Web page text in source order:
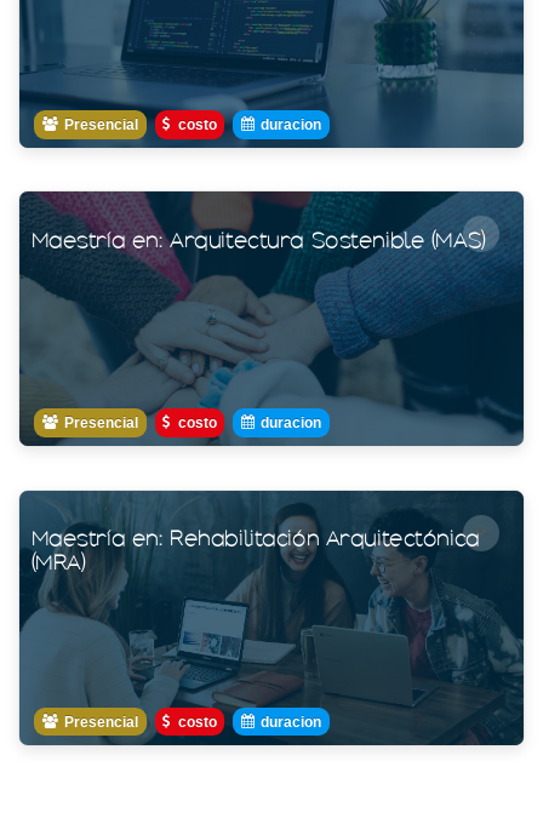
Presencial costo duracion
Maestría en: Arquitectura Sostenible (MAS)
Presencial costo duracion
Maestría en: Rehabilitación Arquitectónica
(MRA)
Presencial costo duracion
Ver aquí
TITULADOS POSGRADO
Consulta
Ver aquí